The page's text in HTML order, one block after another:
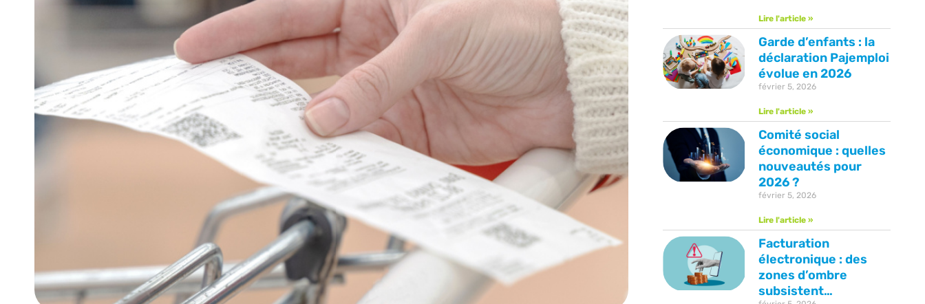
Lire l'article »
Garde d’enfants : la
déclaration Pajemploi
évolue en 2026
février 5, 2026
Lire l'article »
Comité social
économique : quelles
nouveautés pour
2026 ?
février 5, 2026
Lire l'article »
Facturation
électronique : des
zones d’ombre
subsistent…